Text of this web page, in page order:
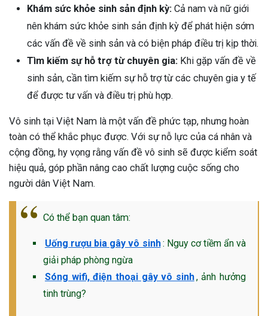
Khám sức khỏe sinh sản định kỳ: Cả nam và nữ giới
nên khám sức khỏe sinh sản định kỳ để phát hiện sớm
các vấn đề về sinh sản và có biện pháp điều trị kịp thời.
Tìm kiếm sự hỗ trợ từ chuyên gia: Khi gặp vấn đề về
sinh sản, cần tìm kiếm sự hỗ trợ từ các chuyên gia y tế
để được tư vấn và điều trị phù hợp.
Vô sinh tại Việt Nam là một vấn đề phức tạp, nhưng hoàn
toàn có thể khắc phục được. Với sự nỗ lực của cá nhân và
cộng đồng, hy vọng rằng vấn đề vô sinh sẽ được kiểm soát
hiệu quả, góp phần nâng cao chất lượng cuộc sống cho
người dân Việt Nam.
Có thể bạn quan tâm:
Uống rượu bia gây vô sinh: Nguy cơ tiềm ẩn và
giải pháp phòng ngừa
Sóng wifi, điện thoại gây vô sinh, ảnh hưởng
tinh trùng?